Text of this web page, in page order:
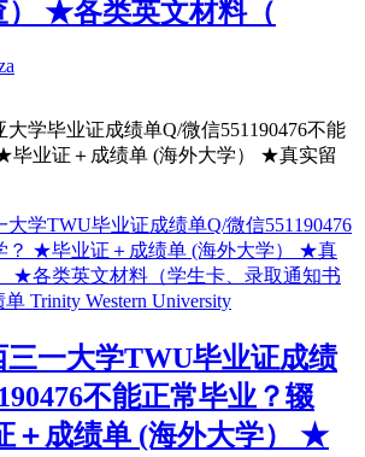
） ★各类英文材料（
学毕业证成绩单Q/微信551190476不能
毕业证＋成绩单 (海外大学） ★真实留
三一大学TWU毕业证成绩
不能正常毕业？辍
＋成绩单 (海外大学） ★